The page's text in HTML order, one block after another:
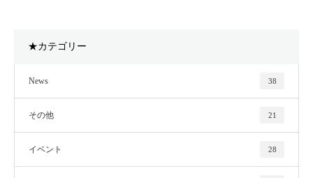
★カテゴリー
News 38
その他 21
イベント 28